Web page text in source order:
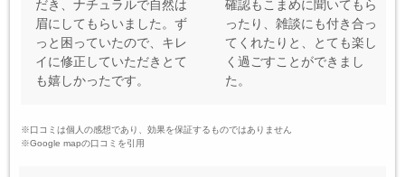
だき、ナチュラルで自然は
眉にしてもらいました。ず
っと困っていたので、キレ
イに修正していただきとて
も嬉しかったです。
確認もこまめに聞いてもら
ったり、雑談にも付き合っ
てくれたりと、とても楽し
く過ごすことができまし
た。
※口コミは個人の感想であり、効果を保証するものではありません
※Google mapの口コミを引用